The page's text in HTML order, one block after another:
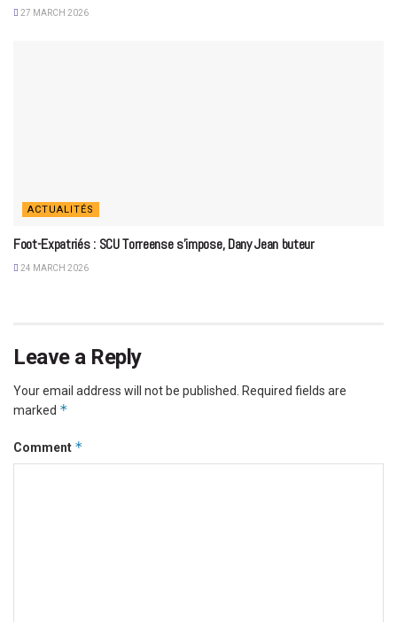
27 MARCH 2026
ACTUALITÉS
Foot-Expatriés : SCU Torreense s’impose, Dany Jean buteur
24 MARCH 2026
Leave a Reply
Your email address will not be published. Required fields are
marked *
Comment *